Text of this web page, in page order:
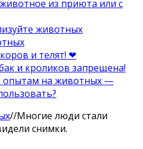
из приюта или с
животных
и телят! ❤
и кроликов запрещена!
опытам на животных —
//Многие люди стали
снимки.